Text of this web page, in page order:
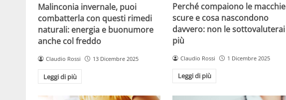
Malinconia invernale, puoi
combatterla con questi rimedi
naturali: energia e buonumore
anche col freddo
Claudio Rossi 13 Dicembre 2025
Leggi di più
Perché compaiono le macchie
scure e cosa nascondono
davvero: non le sottovaluterai
più
Claudio Rossi 1 Dicembre 2025
Leggi di più